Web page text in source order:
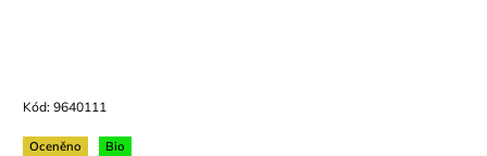
Kód: 9640111
Oceněno Bio